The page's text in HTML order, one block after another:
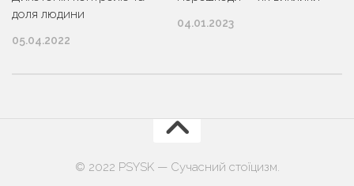
доля людини
05.04.2022
04.01.2023
© 2022 PSYSK — Сучасний стоїцизм.